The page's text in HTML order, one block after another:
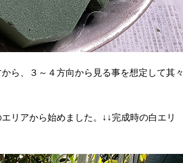
ら、３～４方向から見る事を想定して其々
リアから始めました。↓↓完成時の白エリ